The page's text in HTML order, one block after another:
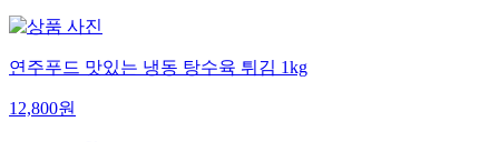
연주푸드 맛있는 냉동 탕수육 튀김 1kg
12,800원